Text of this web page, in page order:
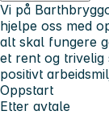
Vi på
hjelpe oss med
alt skal fungere
et rent og
positivt
Oppstart
Etter avtale